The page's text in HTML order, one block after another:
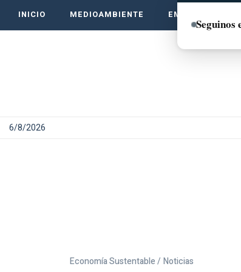
INICIO MEDIOAMBIENTE EMPRENDE VERDE
6/8/2026
Economía Sustentable / Noticias
Seguinos